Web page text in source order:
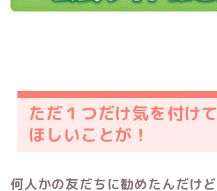
ただ１つだけ気を付けて
ほしいことが！
何人かの友だちに勧めたんだけど